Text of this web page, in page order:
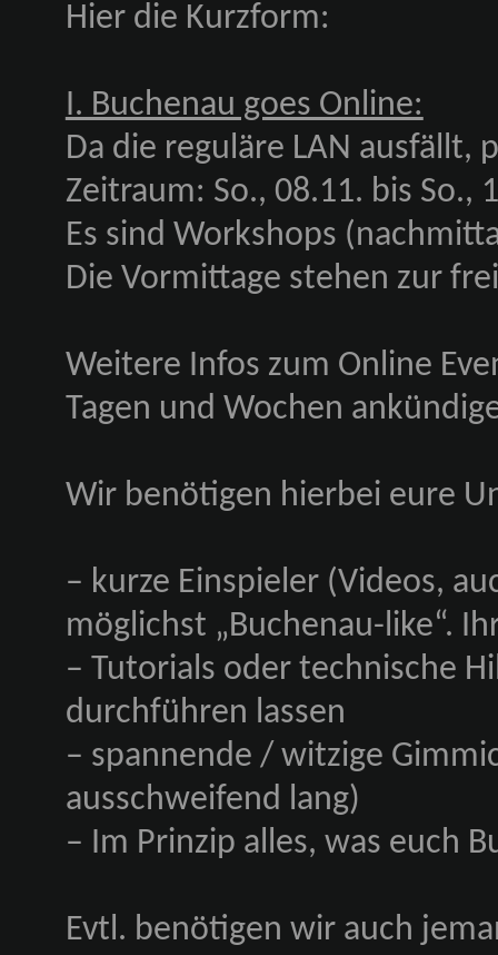
Hier die Kurzform:
I. Buchenau goes Online:
Da die reguläre LAN ausfällt,
Zeitraum: So., 08.11. bis So.,
Es sind Workshops
Die Vormittage stehen zur
Weitere Infos zum Online
Tagen und Wochen
Wir benötigen hierbei eure
– kurze Einspieler (Videos,
möglichst „Buchenau-like“.
– Tutorials oder technische
durchführen lassen
– spannende / witzige
ausschweifend lang)
– Im Prinzip alles, was euch
Evtl. benötigen wir auch